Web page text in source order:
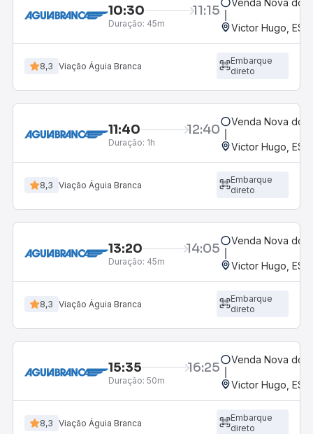
10:30 11:15
Duração: 45m
Venda Nova do
Victor Hugo, ES
8,3 Viação Águia Branca
Embarque
direto
11:40 12:40
Duração: 1h
Venda Nova do
Victor Hugo, ES
8,3 Viação Águia Branca
Embarque
direto
13:20 14:05
Duração: 45m
Venda Nova do
Victor Hugo, ES
8,3 Viação Águia Branca
Embarque
direto
15:35 16:25
Duração: 50m
Venda Nova do
Victor Hugo, ES
8,3 Viação Águia Branca
Embarque
direto